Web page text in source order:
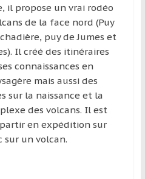
il propose un vrai rodéo
de la face nord (Puy
puy de Jumes et
Il créé des itinéraires
connaissances en
mais aussi des
sur la naissance et la
des volcans. Il est
en expédition sur
sur un volcan.